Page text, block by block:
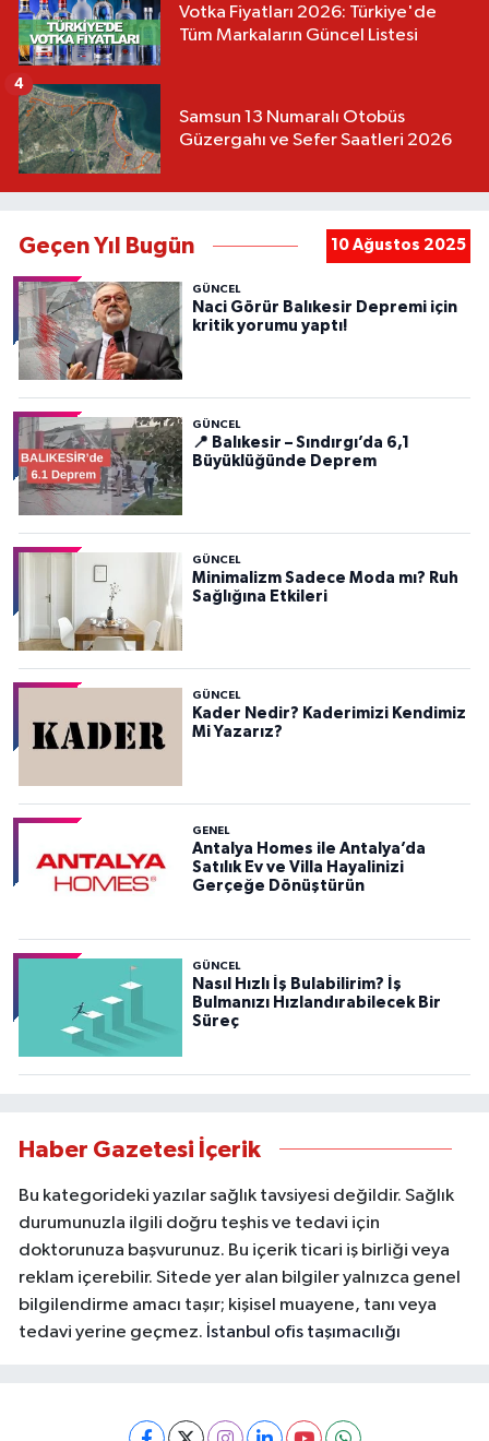
Votka Fiyatları 2026: Türkiye'de
Tüm Markaların Güncel Listesi
Samsun 13 Numaralı Otobüs
Güzergahı ve Sefer Saatleri 2026
4
Geçen Yıl Bugün 10 Ağustos 2025
GÜNCEL
Naci Görür Balıkesir Depremi için
kritik yorumu yaptı!
GÜNCEL
📍 Balıkesir – Sındırgı’da 6,1
Büyüklüğünde Deprem
GÜNCEL
Minimalizm Sadece Moda mı? Ruh
Sağlığına Etkileri
GÜNCEL
Kader Nedir? Kaderimizi Kendimiz
Mi Yazarız?
GENEL
Antalya Homes ile Antalya’da
Satılık Ev ve Villa Hayalinizi
Gerçeğe Dönüştürün
GÜNCEL
Nasıl Hızlı İş Bulabilirim? İş
Bulmanızı Hızlandırabilecek Bir
Süreç
Haber Gazetesi İçerik
Bu kategorideki yazılar sağlık tavsiyesi değildir. Sağlık
durumunuzla ilgili doğru teşhis ve tedavi için
doktorunuza başvurunuz. Bu içerik ticari iş birliği veya
reklam içerebilir. Sitede yer alan bilgiler yalnızca genel
bilgilendirme amacı taşır; kişisel muayene, tanı veya
tedavi yerine geçmez. İstanbul ofis taşımacılığı